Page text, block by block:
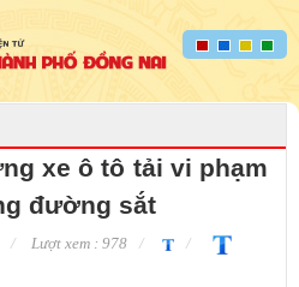
xe ô tô tải vi phạm
đường sắt
Lượt xem : 978